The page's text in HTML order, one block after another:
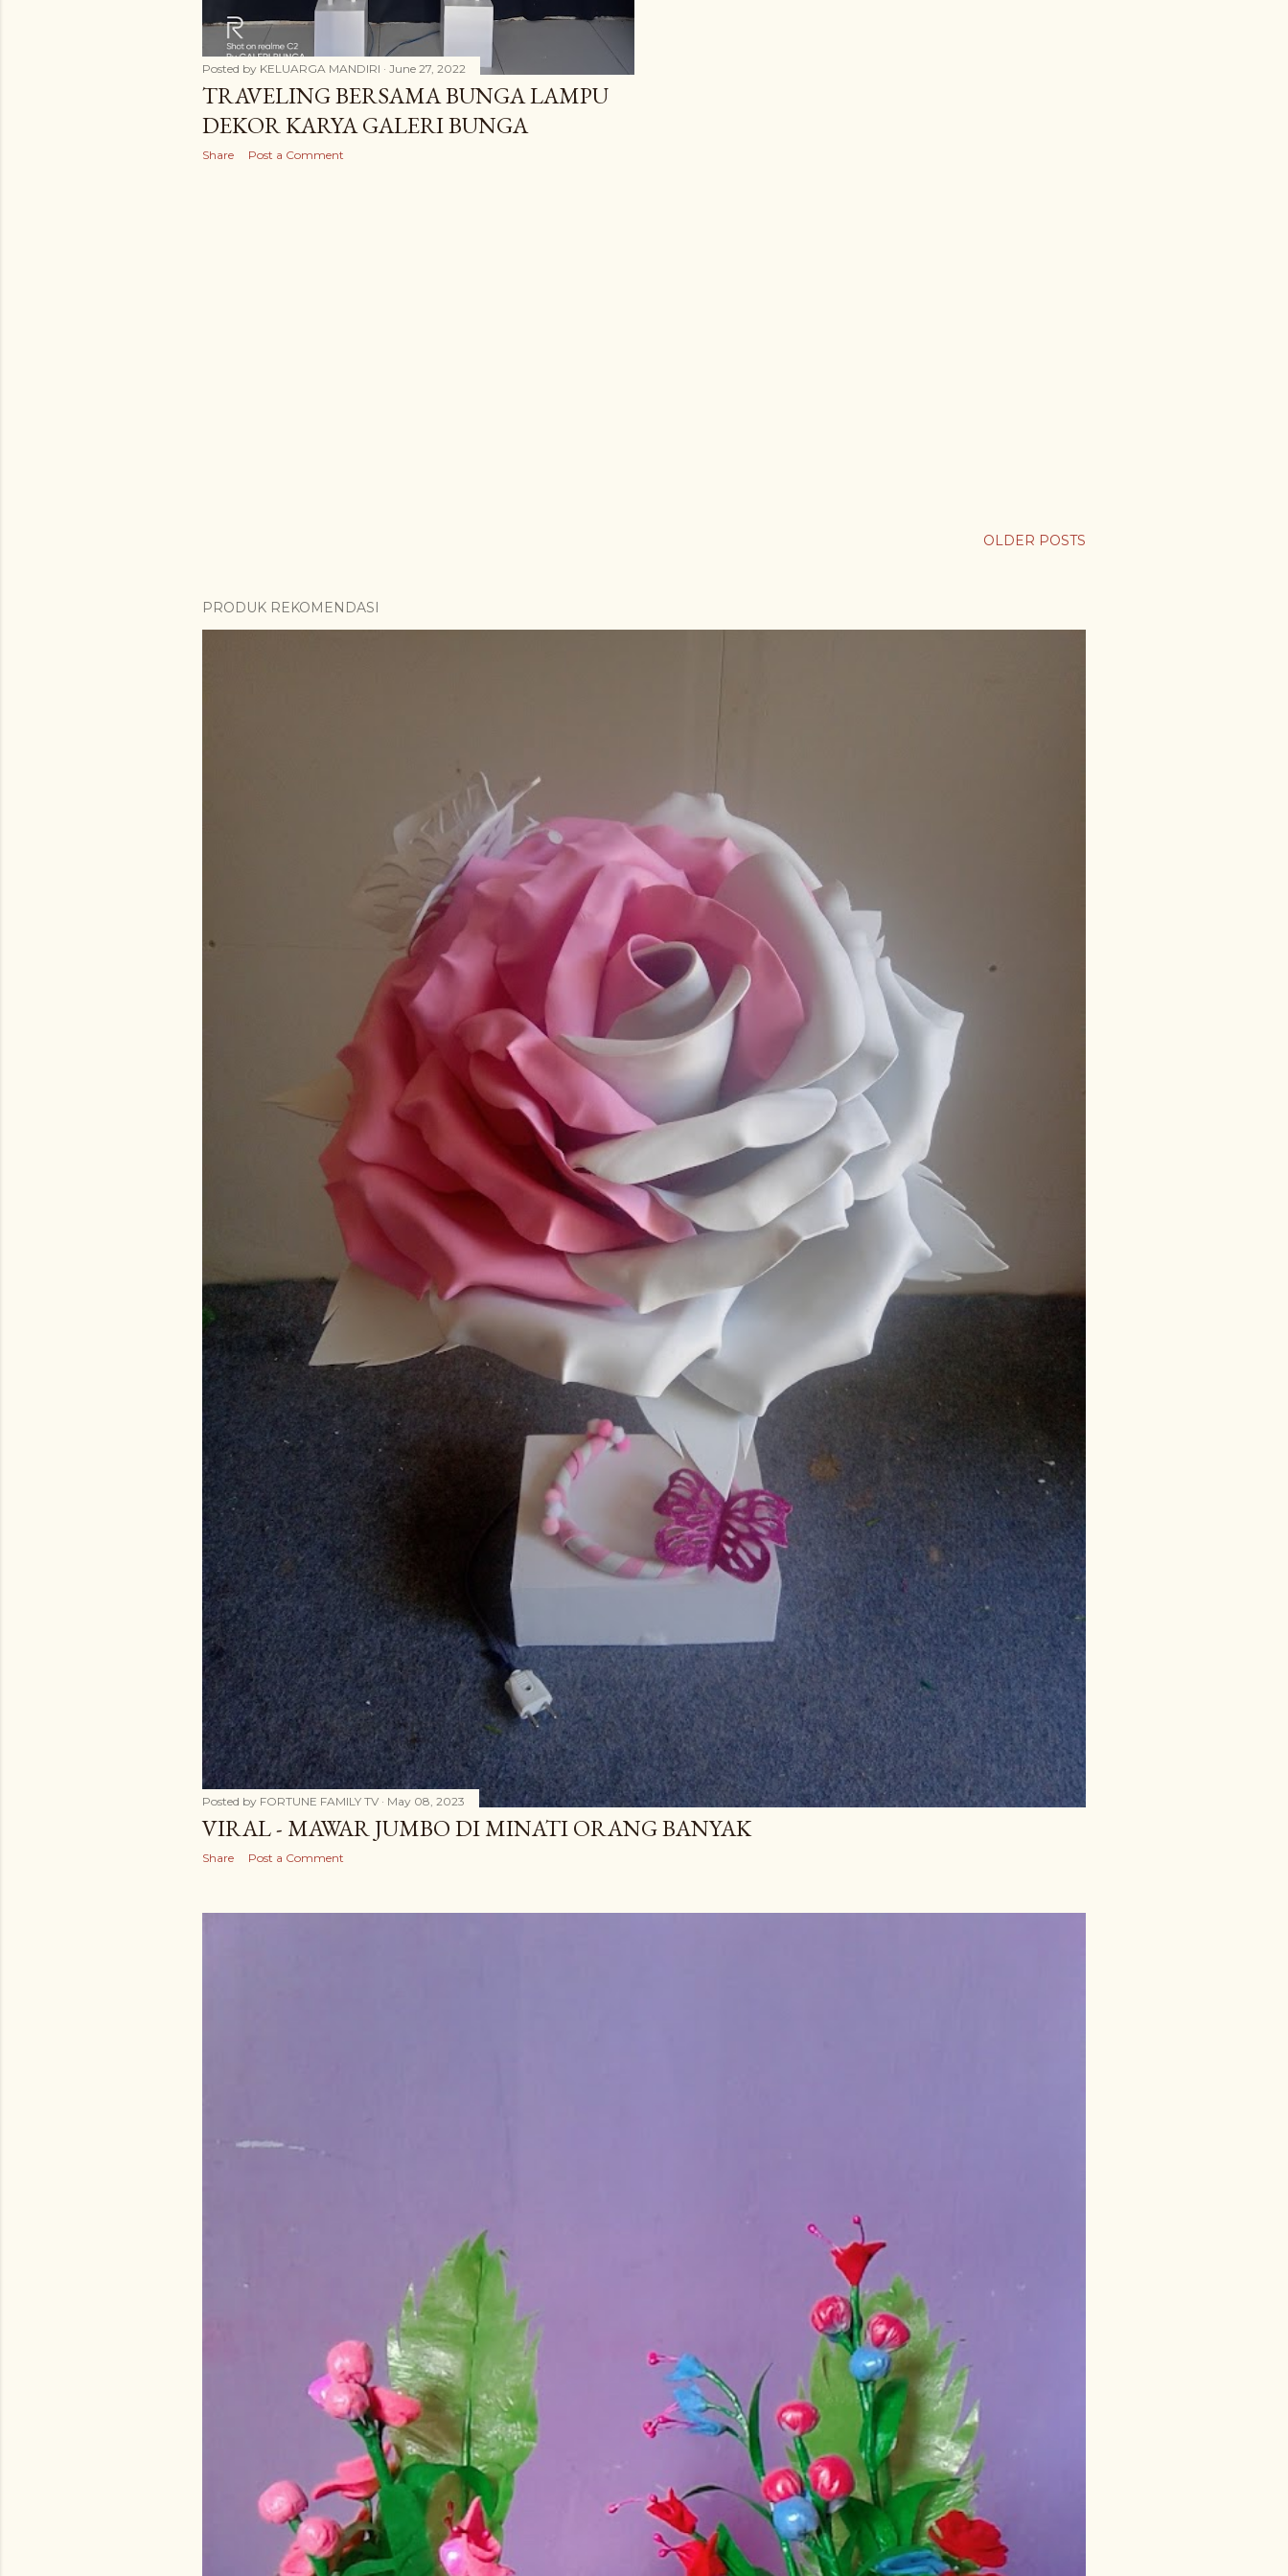
Posted by KELUARGA MANDIRI June 27, 2022
TRAVELING BERSAMA BUNGA LAMPU
DEKOR KARYA GALERI BUNGA
Share Post a Comment
OLDER POSTS
PRODUK REKOMENDASI
Posted by FORTUNE FAMILY TV May 08, 2023
VIRAL - MAWAR JUMBO DI MINATI ORANG BANYAK
Share Post a Comment